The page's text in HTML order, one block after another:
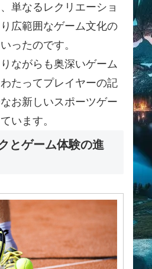
単なるレクリエーショ
広範囲なゲーム文化の
ったのです。
ながらも奥深いゲーム
たってプレイヤーの記
お新しいスポーツゲー
います。
とゲーム体験の進